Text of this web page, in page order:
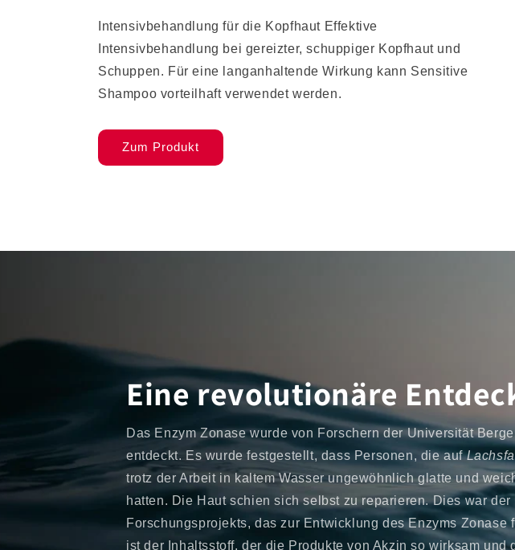
Intensivbehandlung für die Kopfhaut Effektive
Intensivbehandlung bei gereizter, schuppiger Kopfhaut und
Schuppen. Für eine langanhaltende Wirkung kann Sensitive
Shampoo vorteilhaft verwendet werden.
Zum Produkt
Eine revolutionäre
Das Enzym Zonase wurde von Forschern der Universität
entdeckt. Es wurde festgestellt, dass Personen, die auf
trotz der Arbeit in kaltem Wasser ungewöhnlich glatte und
hatten. Die Haut schien sich selbst zu reparieren. Dies war
Forschungsprojekts, das zur Entwicklung des Enzyms Zonase
ist der Inhaltsstoff, der die Produkte von Akzin so wirksam und